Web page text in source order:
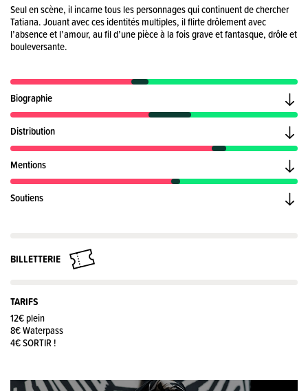
Seul en scène, il incarne tous les personnages qui continuent de chercher
Tatiana. Jouant avec ces identités multiples, il flirte drôlement avec
l’absence et l’amour, au fil d’une pièce à la fois grave et fantasque, drôle et
bouleversante.
Biographie
Distribution
Mentions
Soutiens
BILLETTERIE
TARIFS
12€ plein
8€ Waterpass
4€ SORTIR !